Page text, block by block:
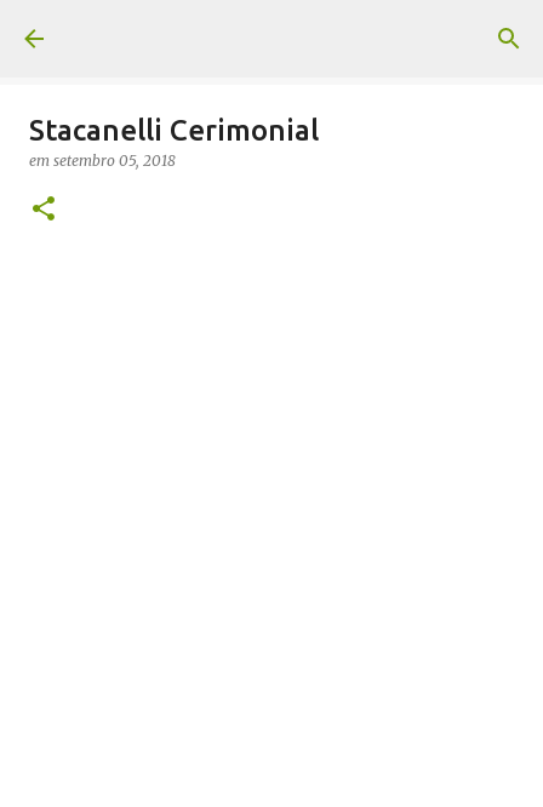
Stacanelli Cerimonial
em setembro 05, 2018